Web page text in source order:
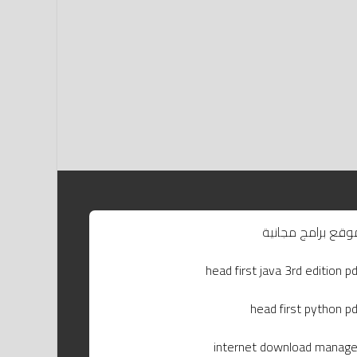
برامج مجانية
head first java 3rd edition
head first python
internet download